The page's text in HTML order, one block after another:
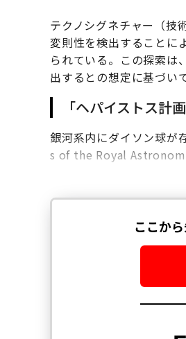
テクノシグネチャー（技
変則性を検出することに
られている。この探索は
出するとの想定に基づい
「ヘパイストス計画
銀河系内にダイソン球
s of the Royal